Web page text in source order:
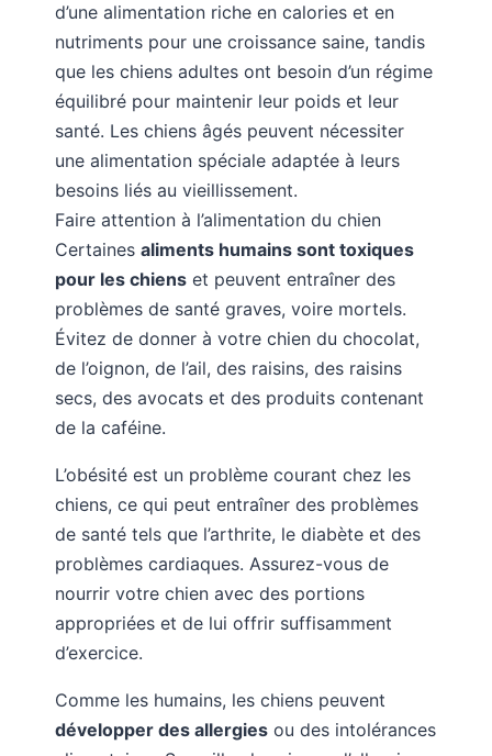
d’une alimentation riche en calories et en
nutriments pour une croissance saine, tandis
que les chiens adultes ont besoin d’un régime
équilibré pour maintenir leur poids et leur
santé. Les chiens âgés peuvent nécessiter
une alimentation spéciale adaptée à leurs
besoins liés au vieillissement.
Faire attention à l’alimentation du chien
Certaines aliments humains sont toxiques
pour les chiens et peuvent entraîner des
problèmes de santé graves, voire mortels.
Évitez de donner à votre chien du chocolat,
de l’oignon, de l’ail, des raisins, des raisins
secs, des avocats et des produits contenant
de la caféine.
L’obésité est un problème courant chez les
chiens, ce qui peut entraîner des problèmes
de santé tels que l’arthrite, le diabète et des
problèmes cardiaques. Assurez-vous de
nourrir votre chien avec des portions
appropriées et de lui offrir suffisamment
d’exercice.
Comme les humains, les chiens peuvent
développer des allergies ou des intolérances